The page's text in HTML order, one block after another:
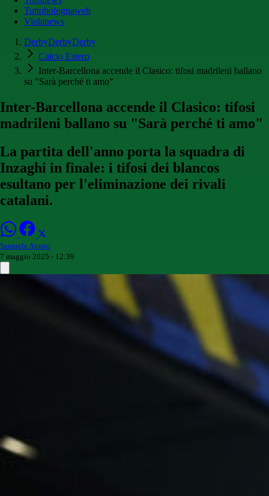
Tuttobolognaweb
Violanews
DerbyDerbyDerby
Calcio Estero
Inter-Barcellona accende il Clasico: tifosi madrileni ballano
su "Sarà perché ti amo"
Inter-Barcellona accende il Clasico: tifosi
madrileni ballano su "Sarà perché ti amo"
La partita dell'anno porta la squadra di
Inzaghi in finale: i tifosi dei blancos
esultano per l'eliminazione dei rivali
catalani.
Samuele Amato
7 maggio 2025 - 12:39